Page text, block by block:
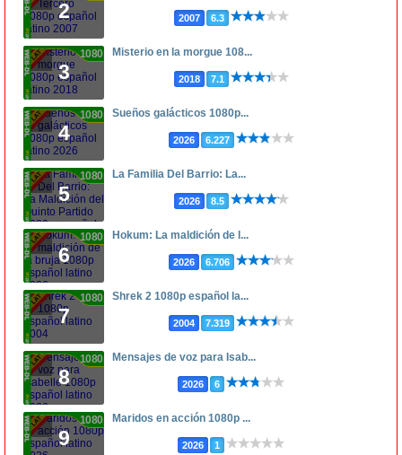
2 2007 6.3
3
1080p Misterio en la morgue 108...
2018 7.1
4
1080p Sueños galácticos 1080p...
2026 6.227
5
1080p La Familia Del Barrio: La...
2026 8.5
6
1080p Hokum: La maldición de l...
2026 6.706
7
1080p Shrek 2 1080p español la...
2004 7.319
8
1080p Mensajes de voz para Isab...
2026 6
9
1080p Maridos en acción 1080p ...
2026 1